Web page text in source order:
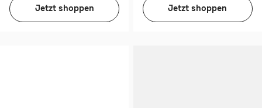
Jetzt shoppen Jetzt shoppen